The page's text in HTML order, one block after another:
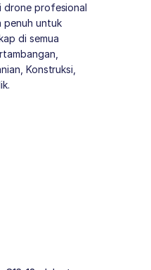
drone profesional
penuh untuk
di semua
Konstruksi,